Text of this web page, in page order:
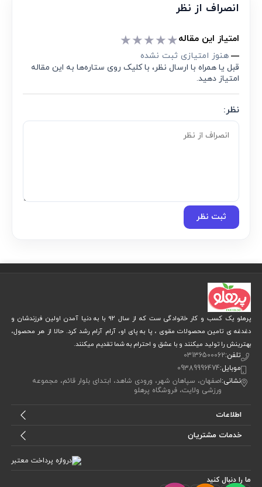
انصراف از نظر
امتیاز این مقاله★
★
★
★
★
— هنوز امتیازی ثبت نشده
قبل یا همراه با ارسال نظر، با کلیک روی ستاره‌ها به این مقاله
امتیاز دهید.
نظر:
ثبت نظر
پرهلو یک کسب و کار خانوادگی ست که از سال 92 با به دنیا آمدن اولین فرزندشان و
دغدغه ی تامین محصولات مقوی ، پا به پای او، آرام آرام رشد کرد. حالا از هر محصول،
بهترینش را تولید میکنند و با عشق و احترام به شما تقدیم میکنند.
تلفن:03136500062
موبایل:09389996474
نشانی:اصفهان، سپاهان شهر، ورودی شاهد، ابتدای بلوار قائم، مجموعه
ورزشی ولایت، فروشگاه پرهلو
اطلاعات
خدمات مشتریان
ما را دنبال کنید